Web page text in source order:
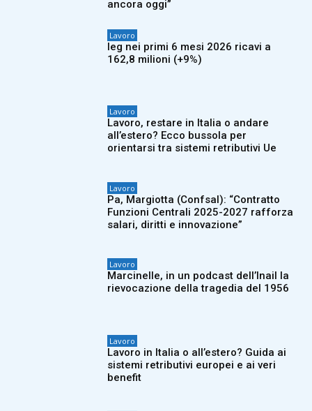
ancora oggi”
Lavoro
Ieg nei primi 6 mesi 2026 ricavi a
162,8 milioni (+9%)
Lavoro
Lavoro, restare in Italia o andare
all’estero? Ecco bussola per
orientarsi tra sistemi retributivi Ue
Lavoro
Pa, Margiotta (Confsal): “Contratto
Funzioni Centrali 2025-2027 rafforza
salari, diritti e innovazione”
Lavoro
Marcinelle, in un podcast dell’Inail la
rievocazione della tragedia del 1956
Lavoro
Lavoro in Italia o all’estero? Guida ai
sistemi retributivi europei e ai veri
benefit